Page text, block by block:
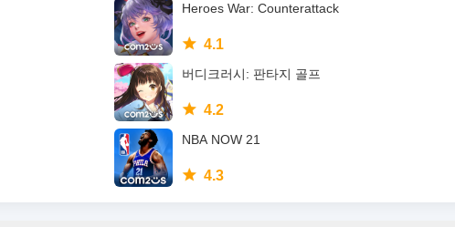
Heroes War: Counterattack
4.1
버디크러시: 판타지 골프
4.2
NBA NOW 21
4.3